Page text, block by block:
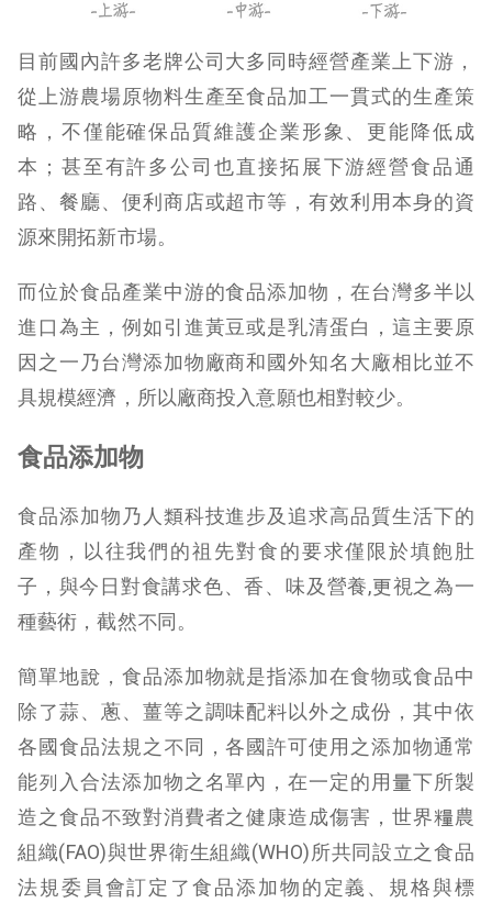
目前國內許多老牌公司大多同時經營產業上下游，
從上游農場原物料生產至食品加工一貫式的生產策
略，不僅能確保品質維護企業形象、更能降低成
本；甚至有許多公司也直接拓展下游經營食品通
路、餐廳、便利商店或超市等，有效利用本身的資
源來開拓新市場。
而位於食品產業中游的食品添加物，在台灣多半以
進口為主，例如引進黃豆或是乳清蛋白，這主要原
因之一乃台灣添加物廠商和國外知名大廠相比並不
具規模經濟，所以廠商投入意願也相對較少。
食品添加物
食品添加物乃人類科技進步及追求高品質生活下的
產物，以往我們的祖先對食的要求僅限於填飽肚
子，與今日對食講求色、香、味及營養,更視之為一
種藝術，截然不同。
簡單地說，食品添加物就是指添加在食物或食品中
除了蒜、蔥、薑等之調味配料以外之成份，其中依
各國食品法規之不同，各國許可使用之添加物通常
能列入合法添加物之名單內，在一定的用量下所製
造之食品不致對消費者之健康造成傷害，世界糧農
組織(FAO)與世界衛生組織(WHO)所共同設立之食品
法規委員會訂定了食品添加物的定義、規格與標